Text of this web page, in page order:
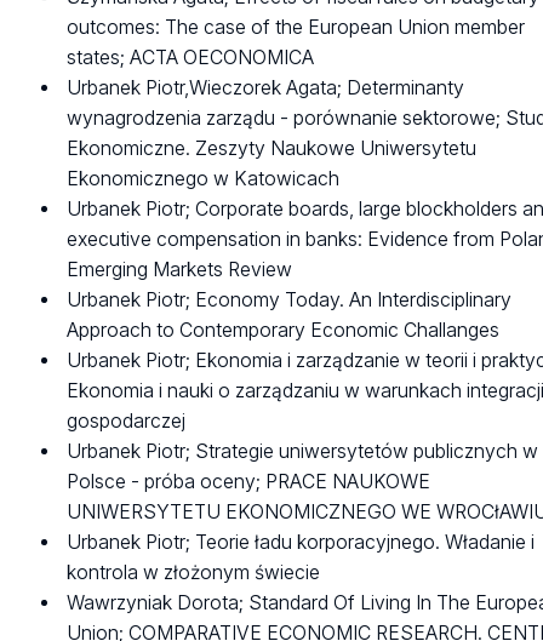
outcomes: The case of the European Union member
states; ACTA OECONOMICA
Urbanek Piotr,Wieczorek Agata; Determinanty
wynagrodzenia zarządu - porównanie sektorowe;
Ekonomiczne. Zeszyty Naukowe Uniwersytetu
Ekonomicznego w Katowicach
Urbanek Piotr; Corporate boards, large blockholders
executive compensation in banks: Evidence from
Emerging Markets Review
Urbanek Piotr; Economy Today. An Interdisciplinary
Approach to Contemporary Economic Challanges
Urbanek Piotr; Ekonomia i zarządzanie w teorii i
Ekonomia i nauki o zarządzaniu w warunkach
gospodarczej
Urbanek Piotr; Strategie uniwersytetów publicznych w
Polsce - próba oceny; PRACE NAUKOWE
UNIWERSYTETU EKONOMICZNEGO WE
Urbanek Piotr; Teorie ładu korporacyjnego. Władanie i
kontrola w złożonym świecie
Wawrzyniak Dorota; Standard Of Living In The
Union; COMPARATIVE ECONOMIC RESEARCH.